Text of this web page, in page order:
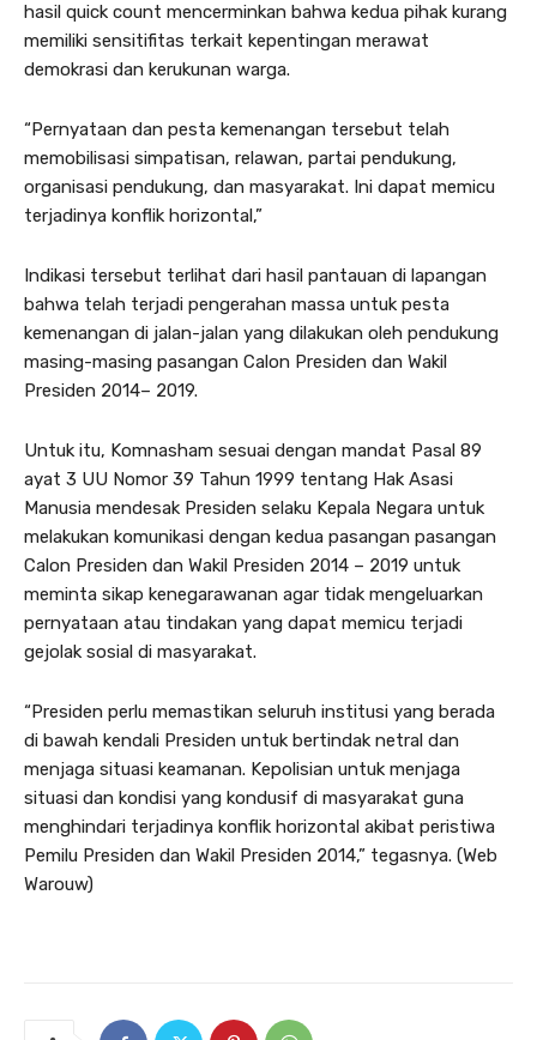
hasil quick count mencerminkan bahwa kedua pihak kurang
memiliki sensitifitas terkait kepentingan merawat
demokrasi dan kerukunan warga.
“Pernyataan dan pesta kemenangan tersebut telah
memobilisasi simpatisan, relawan, partai pendukung,
organisasi pendukung, dan masyarakat. Ini dapat memicu
terjadinya konflik horizontal,”
Indikasi tersebut terlihat dari hasil pantauan di lapangan
bahwa telah terjadi pengerahan massa untuk pesta
kemenangan di jalan-jalan yang dilakukan oleh pendukung
masing-masing pasangan Calon Presiden dan Wakil
Presiden 2014– 2019.
Untuk itu, Komnasham sesuai dengan mandat Pasal 89
ayat 3 UU Nomor 39 Tahun 1999 tentang Hak Asasi
Manusia mendesak Presiden selaku Kepala Negara untuk
melakukan komunikasi dengan kedua pasangan pasangan
Calon Presiden dan Wakil Presiden 2014 – 2019 untuk
meminta sikap kenegarawanan agar tidak mengeluarkan
pernyataan atau tindakan yang dapat memicu terjadi
gejolak sosial di masyarakat.
“Presiden perlu memastikan seluruh institusi yang berada
di bawah kendali Presiden untuk bertindak netral dan
menjaga situasi keamanan. Kepolisian untuk menjaga
situasi dan kondisi yang kondusif di masyarakat guna
menghindari terjadinya konflik horizontal akibat peristiwa
Pemilu Presiden dan Wakil Presiden 2014,” tegasnya. (Web
Warouw)